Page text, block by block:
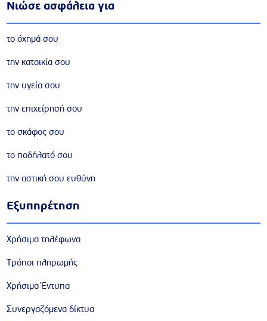
Νιώσε ασφάλεια για
το όχημά σου
την κατοικία σου
την υγεία σου
την επιχείρησή σου
το σκάφος σου
το ποδήλατό σου
την αστική σου ευθύνη
Εξυπηρέτηση
Χρήσιμα τηλέφωνα
Τρόποι πληρωμής
Χρήσιμα Έντυπα
Συνεργαζόμενα δίκτυα